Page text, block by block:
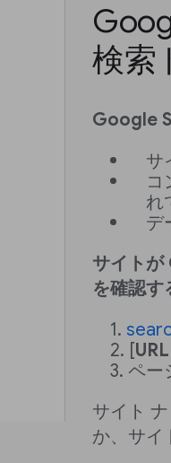
検索
Google
サ
コ
れ
デ
サイトが
を確認す
[
ペー
サイト
か、サイ